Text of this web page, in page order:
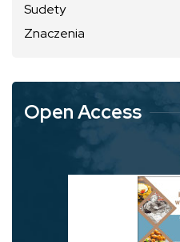
Sudety
Znaczenia
Open Access